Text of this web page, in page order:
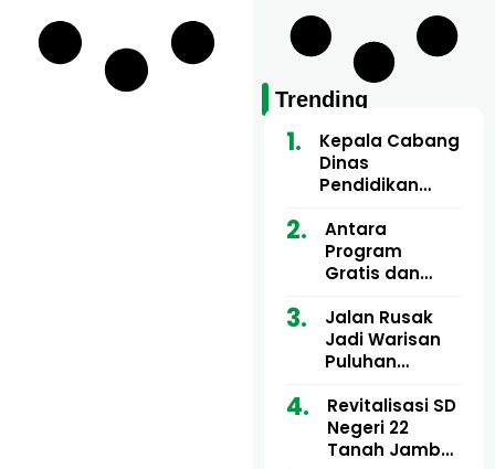
Trending
Kepala Cabang
Dinas
Pendidikan
Utara Buka
Pelatihan Deep
Learning serta
Artifisial bagi
Guru
Matematika
Antara
Program
Gratis dan
Motor Imum
Gampong, Uji
Nyali APH
Bermain di
Balik Rp250
Ribu
Jalan Rusak
Jadi Warisan
Puluhan
dan Tgk
Muharuddin
Kini Didesak
Revitalisasi SD
Negeri 22
Tanah Jambo